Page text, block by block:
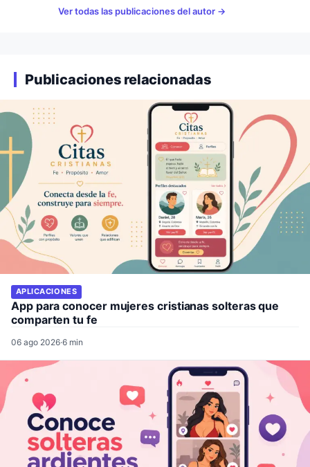
Ver todas las publicaciones del autor
Publicaciones relacionadas
APLICACIONES
App para conocer mujeres cristianas solteras que
comparten tu fe
06 ago 2026·6 min